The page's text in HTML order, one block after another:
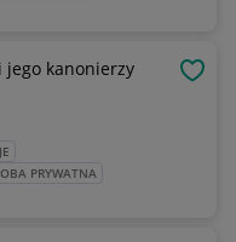
jego kanonierzy
PRYWATNA